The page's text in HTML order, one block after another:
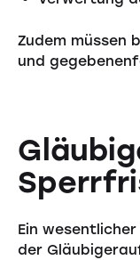
Zudem müssen
und
Ein
der